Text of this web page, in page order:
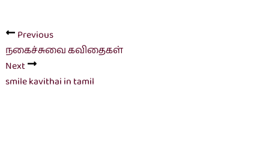
Previous
நகைச்சுவை கவிதைகள்
Next
smile kavithai in tamil